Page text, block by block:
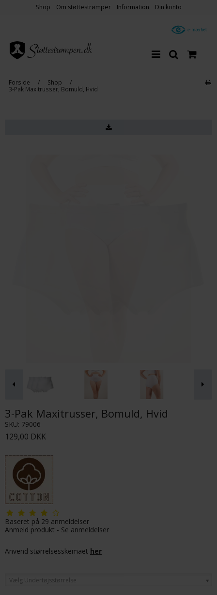
Shop Om støttestrømper Information Din konto
Forside / Shop
/
3-Pak Maxitrusser, Bomuld, Hvid
3-Pak Maxitrusser, Bomuld, Hvid
SKU: 79006
129,00 DKK
Baseret på 29 anmeldelser
Anmeld produkt - Se anmeldelser
Anvend størrelsesskemaet her
Vælg Undertøjsstørrelse